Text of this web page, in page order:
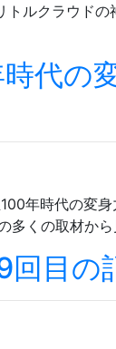
ルクラウド
代の
年時代の変
多くの取材か
目の